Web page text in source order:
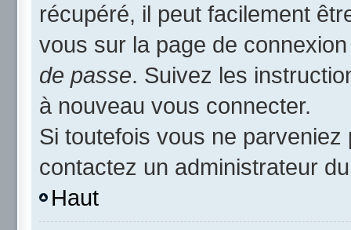
récupéré, il peut facilement
vous sur la page de
de passe. Suivez les
à nouveau vous connecter.
Si toutefois vous ne
contactez un administrateur
Haut